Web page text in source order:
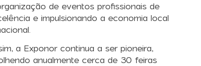
de eventos profissionais de
e impulsionando a economia local
a Exponor continua a ser pioneira,
anualmente cerca de 30 feiras